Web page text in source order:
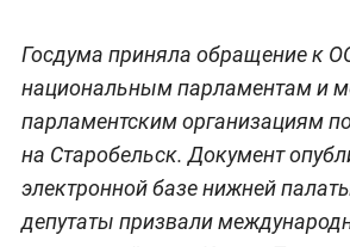
Госдума приняла обращение к
национальным парламентам и
парламентским организациям
на Старобельск. Документ
электронной базе нижней
депутаты призвали